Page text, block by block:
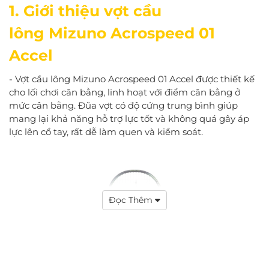
1. Giới thiệu vợt cầu
lông Mizuno Acrospeed 01
Accel
- Vợt cầu lông Mizuno Acrospeed 01 Accel được thiết kế
cho lối chơi cân bằng, linh hoạt với điểm cân bằng ở
mức cân bằng. Đũa vợt có độ cứng trung bình giúp
mang lại khả năng hỗ trợ lực tốt và không quá gây áp
lực lên cổ tay, rất dễ làm quen và kiểm soát.
Đọc Thêm